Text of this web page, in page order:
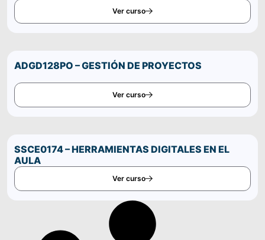
Ver curso
ADGD128PO – GESTIÓN DE PROYECTOS
Ver curso
SSCE0174 – HERRAMIENTAS DIGITALES EN EL
AULA
Ver curso